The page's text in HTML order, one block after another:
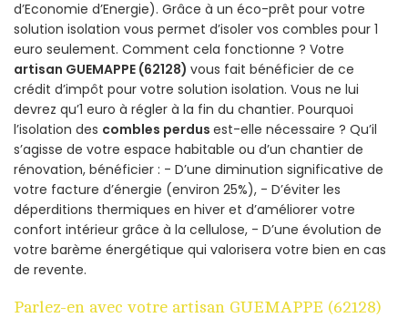
d’Economie d’Energie). Grâce à un éco-prêt pour votre
solution isolation vous permet d’isoler vos combles pour 1
euro seulement. Comment cela fonctionne ? Votre
artisan GUEMAPPE (62128) vous fait bénéficier de ce
crédit d’impôt pour votre solution isolation. Vous ne lui
devrez qu’1 euro à régler à la fin du chantier. Pourquoi
l’isolation des combles perdus est-elle nécessaire ? Qu’il
s’agisse de votre espace habitable ou d’un chantier de
rénovation, bénéficier : - D’une diminution significative de
votre facture d’énergie (environ 25%), - D’éviter les
déperditions thermiques en hiver et d’améliorer votre
confort intérieur grâce à la cellulose, - D’une évolution de
votre barème énergétique qui valorisera votre bien en cas
de revente.
Parlez-en avec votre artisan GUEMAPPE (62128)